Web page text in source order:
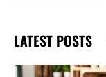
LATEST POSTS